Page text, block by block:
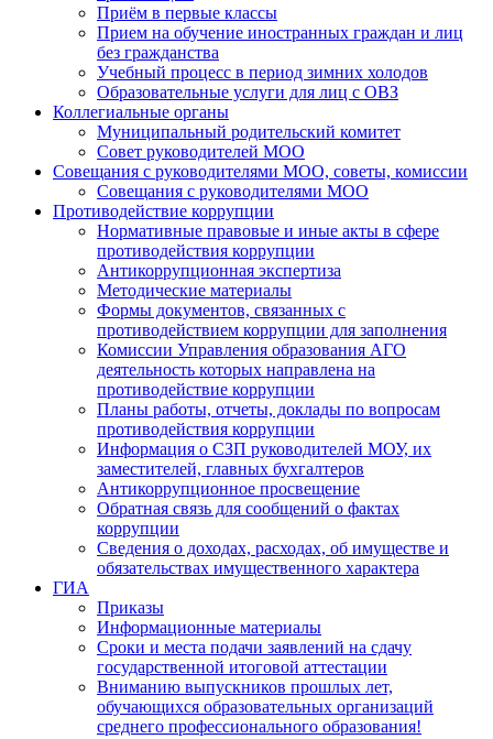
Приём в первые классы
Прием на обучение иностранных граждан и лиц
без гражданства
Учебный процесс в период зимних холодов
Образовательные услуги для лиц с ОВЗ
Коллегиальные органы
Муниципальный родительский комитет
Совет руководителей МОО
Совещания с руководителями МОО, советы, комиссии
Совещания с руководителями МОО
Противодействие коррупции
Нормативные правовые и иные акты в сфере
противодействия коррупции
Антикоррупционная экспертиза
Методические материалы
Формы документов, связанных с
противодействием коррупции для заполнения
Комиссии Управления образования АГО
деятельность которых направлена на
противодействие коррупции
Планы работы, отчеты, доклады по вопросам
противодействия коррупции
Информация о СЗП руководителей МОУ, их
заместителей, главных бухгалтеров
Антикоррупционное просвещение
Обратная связь для сообщений о фактах
коррупции
Сведения о доходах, расходах, об имуществе и
обязательствах имущественного характера
ГИА
Приказы
Информационные материалы
Сроки и места подачи заявлений на сдачу
государственной итоговой аттестации
Вниманию выпускников прошлых лет,
обучающихся образовательных организаций
среднего профессионального образования!